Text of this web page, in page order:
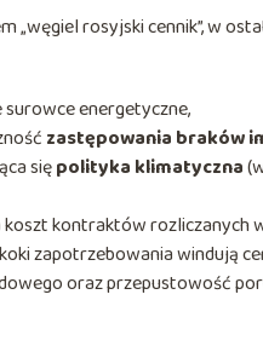
„węgiel rosyjski cennik”, w
energetyczne,
zastępowania braków
siępolityka klimatyczna
kontraktów rozliczanych
zapotrzebowania windują
oraz przepustowość